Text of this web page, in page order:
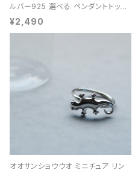
ルバー925 選べる ペンダントトップ
レディース ユニセックス
¥2,490
オオサンショウウオ ミニチュア リン